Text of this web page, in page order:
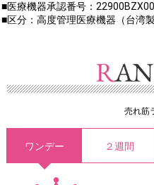
■医療機器承認番号：
■区分：高度管理医療機器（台湾製
売れ筋
ワンデー ２週間